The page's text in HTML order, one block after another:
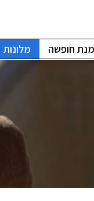
חופשה מלונות